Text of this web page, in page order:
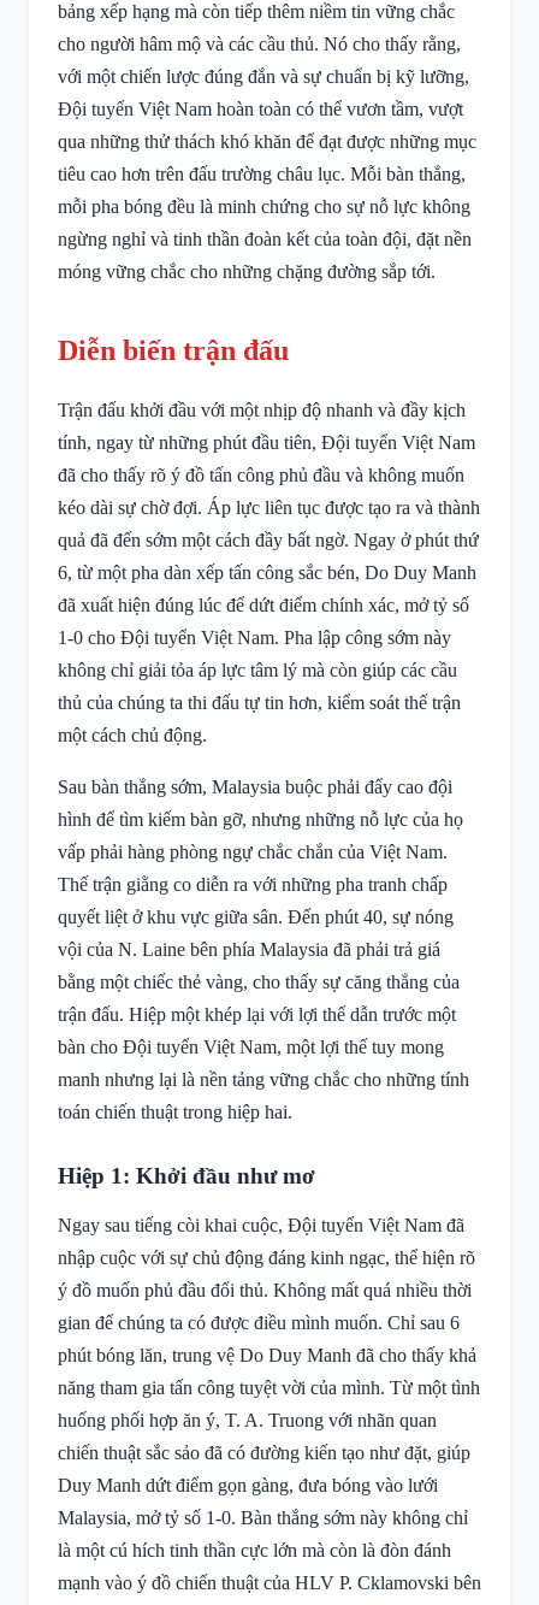
bảng xếp hạng mà còn tiếp thêm niềm tin vững chắc
cho người hâm mộ và các cầu thủ. Nó cho thấy rằng,
với một chiến lược đúng đắn và sự chuẩn bị kỹ lưỡng,
Đội tuyển Việt Nam hoàn toàn có thể vươn tầm, vượt
qua những thử thách khó khăn để đạt được những mục
tiêu cao hơn trên đấu trường châu lục. Mỗi bàn thắng,
mỗi pha bóng đều là minh chứng cho sự nỗ lực không
ngừng nghỉ và tinh thần đoàn kết của toàn đội, đặt nền
móng vững chắc cho những chặng đường sắp tới.
Diễn biến trận đấu
Trận đấu khởi đầu với một nhịp độ nhanh và đầy kịch
tính, ngay từ những phút đầu tiên, Đội tuyển Việt Nam
đã cho thấy rõ ý đồ tấn công phủ đầu và không muốn
kéo dài sự chờ đợi. Áp lực liên tục được tạo ra và thành
quả đã đến sớm một cách đầy bất ngờ. Ngay ở phút thứ
6, từ một pha dàn xếp tấn công sắc bén, Do Duy Manh
đã xuất hiện đúng lúc để dứt điểm chính xác, mở tỷ số
1-0 cho Đội tuyển Việt Nam. Pha lập công sớm này
không chỉ giải tỏa áp lực tâm lý mà còn giúp các cầu
thủ của chúng ta thi đấu tự tin hơn, kiểm soát thế trận
một cách chủ động.
Sau bàn thắng sớm, Malaysia buộc phải đẩy cao đội
hình để tìm kiếm bàn gỡ, nhưng những nỗ lực của họ
vấp phải hàng phòng ngự chắc chắn của Việt Nam.
Thế trận giằng co diễn ra với những pha tranh chấp
quyết liệt ở khu vực giữa sân. Đến phút 40, sự nóng
vội của N. Laine bên phía Malaysia đã phải trả giá
bằng một chiếc thẻ vàng, cho thấy sự căng thẳng của
trận đấu. Hiệp một khép lại với lợi thế dẫn trước một
bàn cho Đội tuyển Việt Nam, một lợi thế tuy mong
manh nhưng lại là nền tảng vững chắc cho những tính
toán chiến thuật trong hiệp hai.
Hiệp 1: Khởi đầu như mơ
Ngay sau tiếng còi khai cuộc, Đội tuyển Việt Nam đã
nhập cuộc với sự chủ động đáng kinh ngạc, thể hiện rõ
ý đồ muốn phủ đầu đối thủ. Không mất quá nhiều thời
gian để chúng ta có được điều mình muốn. Chỉ sau 6
phút bóng lăn, trung vệ Do Duy Manh đã cho thấy khả
năng tham gia tấn công tuyệt vời của mình. Từ một tình
huống phối hợp ăn ý, T. A. Truong với nhãn quan
chiến thuật sắc sảo đã có đường kiến tạo như đặt, giúp
Duy Manh dứt điểm gọn gàng, đưa bóng vào lưới
Malaysia, mở tỷ số 1-0. Bàn thắng sớm này không chỉ
là một cú hích tinh thần cực lớn mà còn là đòn đánh
mạnh vào ý đồ chiến thuật của HLV P. Cklamovski bên